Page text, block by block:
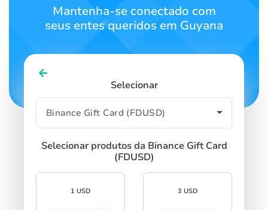
Mantenha-se conectado com
seus entes queridos em Guyana
Selecionar
Selecionar produtos da Binance Gift Card
(FDUSD)
1 USD 3 USD